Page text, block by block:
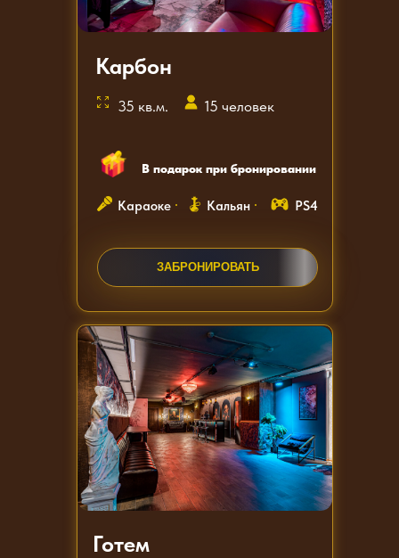
Карбон
ЗАКАЗАТЬ ЗВОНОК
35 кв.м. 15 человек
Караоке Кальян PS4
В подарок при бронировании
Готем
ЗАКАЗАТЬ ЗВОНОК
ЗАБРОНИРОВАТЬ